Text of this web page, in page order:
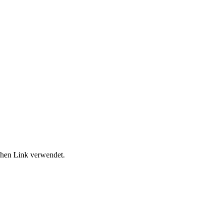
Link verwendet.